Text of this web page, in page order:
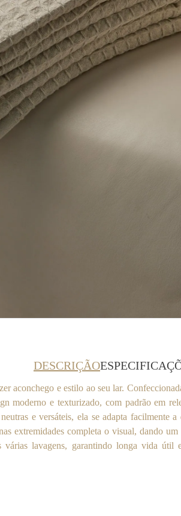
DESCRIÇÃO
aconchego e estilo ao seu lar.
moderno e texturizado, com padrão em
e versáteis, ela se adapta facilmente
extremidades completa o visual, dando
várias lavagens, garantindo longa vida